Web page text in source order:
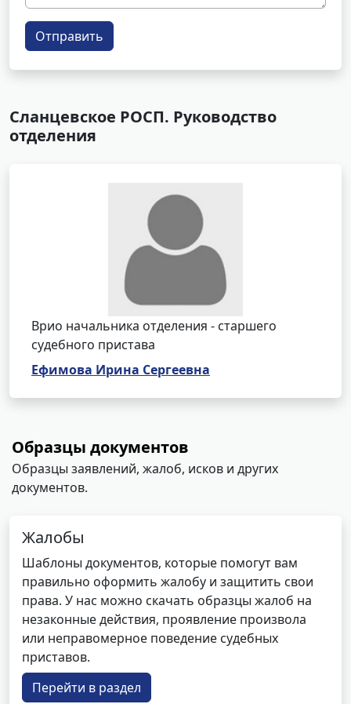
Отправить
Сланцевское РОСП. Руководство
отделения
Врио начальника отделения - старшего
судебного пристава
Ефимова Ирина Сергеевна
Образцы документов
Образцы заявлений, жалоб, исков и других
документов.
Жалобы
Шаблоны документов, которые помогут вам
правильно оформить жалобу и защитить свои
права. У нас можно скачать образцы жалоб на
незаконные действия, проявление произвола
или неправомерное поведение судебных
приставов.
Перейти в раздел